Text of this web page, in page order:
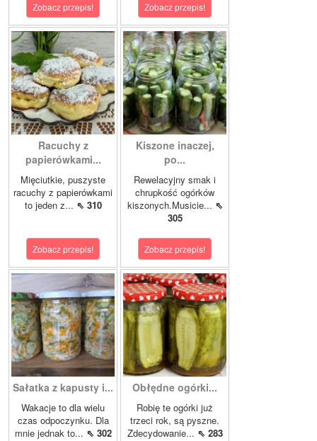
Zobacz przepis! Zobacz przepis!
Racuchy z
papierówkami...
Mięciutkie, puszyste
racuchy z papierówkami
to jeden z... ⇖ 310
Zobacz przepis!
Kiszone inaczej,
po...
Rewelacyjny smak i
chrupkość ogórków
kiszonych.Musicie... ⇖
305
Zobacz przepis!
Sałatka z kapusty i...
Wakacje to dla wielu
czas odpoczynku. Dla
mnie jednak to... ⇖ 302
Obłędne ogórki...
Robię te ogórki już
trzeci rok, są pyszne.
Zdecydowanie... ⇖ 283